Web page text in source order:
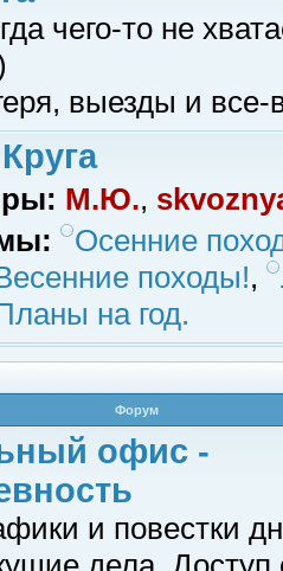
чего-то не
выезды и все-
М.Ю.,
Осенние
походы!,
на год.
Форум
офис -
и повестки